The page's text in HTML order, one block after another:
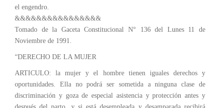
el engendro.
&&&&&&&&&&&&&&&&
Tomado de la Gaceta Constitucional N° 136 del Lunes 11 de
Noviembre de 1991.
“DERECHO DE LA MUJER
ARTICULO: la mujer y el hombre tienen iguales derechos y
oportunidades. Ella no podrá ser sometida a ninguna clase de
discriminación y goza de especial asistencia y protección antes y